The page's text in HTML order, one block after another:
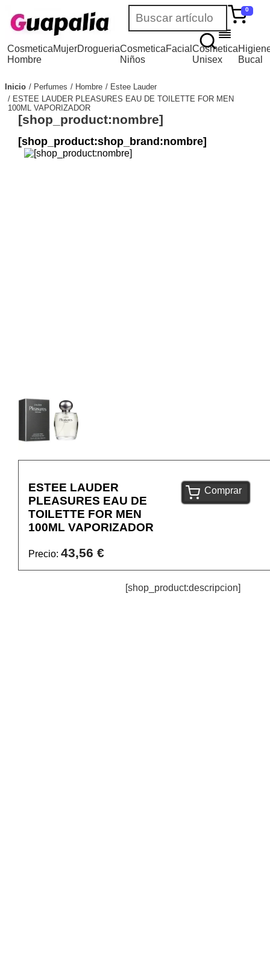
0
Cosmetica
Hombre
MujerDrogueriaCosmetica
Niños
FacialCosmetica
Unisex
Bucal
Inicio Perfumes Hombre
Estee Lauder
ESTEE LAUDER PLEASURES EAU DE TOILETTE FOR MEN
100ML VAPORIZADOR
[shop_product:nombre]
[shop_product:shop_brand:nombre]
ESTEE LAUDER
PLEASURES EAU DE
TOILETTE FOR MEN
100ML VAPORIZADOR
Precio: 43,56 €
Comprar
[shop_product:descripcion]